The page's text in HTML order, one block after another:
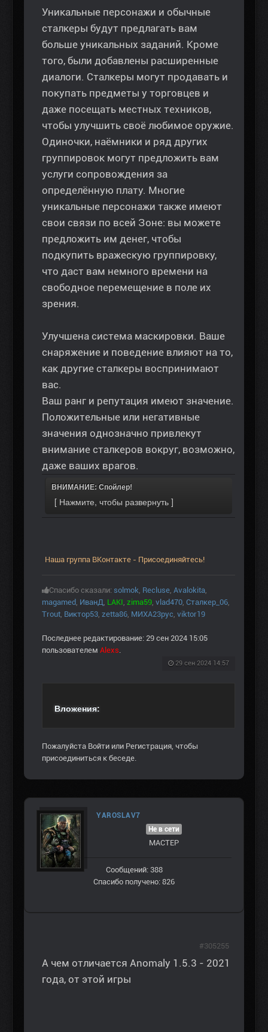
Уникальные персонажи и обычные
сталкеры будут предлагать вам
больше уникальных заданий. Кроме
того, были добавлены расширенные
диалоги. Сталкеры могут продавать и
покупать предметы у торговцев и
даже посещать местных техников,
чтобы улучшить своё любимое оружие.
Одиночки, наёмники и ряд других
группировок могут предложить вам
услуги сопровождения за
определённую плату. Многие
уникальные персонажи также имеют
свои связи по всей Зоне: вы можете
предложить им денег, чтобы
подкупить вражескую группировку,
что даст вам немного времени на
свободное перемещение в поле их
зрения.
Улучшена система маскировки. Ваше
снаряжение и поведение влияют на то,
как другие сталкеры воспринимают
вас.
Ваш ранг и репутация имеют значение.
Положительные или негативные
значения однозначно привлекут
внимание сталкеров вокруг, возможно,
даже ваших врагов.
ВНИМАНИЕ: Спойлер!
Наша группа ВКонтакте - Присоединяйтесь!
Спасибо сказали: solmok Recluse Avalokita
magamed ИванД LAKI zima59 vlad470 Сталкер_06
Trout Виктор53 zetta86 МИХА23рус viktor19
Последнее редактирование: 29 сен 2024 15:05
пользователем Alexs
29 сен 2024 14:57
Вложения:
Пожалуйста Войти или Регистрация , чтобы
присоединиться к беседе.
YAROSLAV7
Не в сети
МАСТЕР
Сообщений: 388
Спасибо получено: 826
А чем отличается Anomaly 1.5.3 - 2021
года, от этой игры
#305255